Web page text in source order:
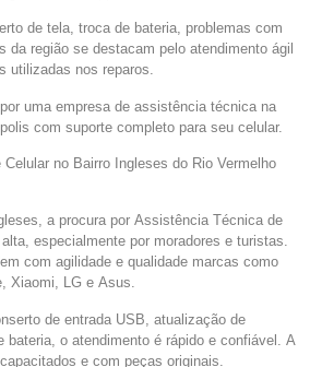
de tela, troca de bateria, problemas com
da região se destacam pelo atendimento ágil
utilizadas nos reparos.
uma empresa de assistência técnica na
com suporte completo para seu celular.
no Bairro Ingleses do Rio Vermelho
a procura por Assistência Técnica de
especialmente por moradores e turistas.
com agilidade e qualidade marcas como
Xiaomi, LG e Asus.
de entrada USB, atualização de
bateria, o atendimento é rápido e confiável. A
e com peças originais.